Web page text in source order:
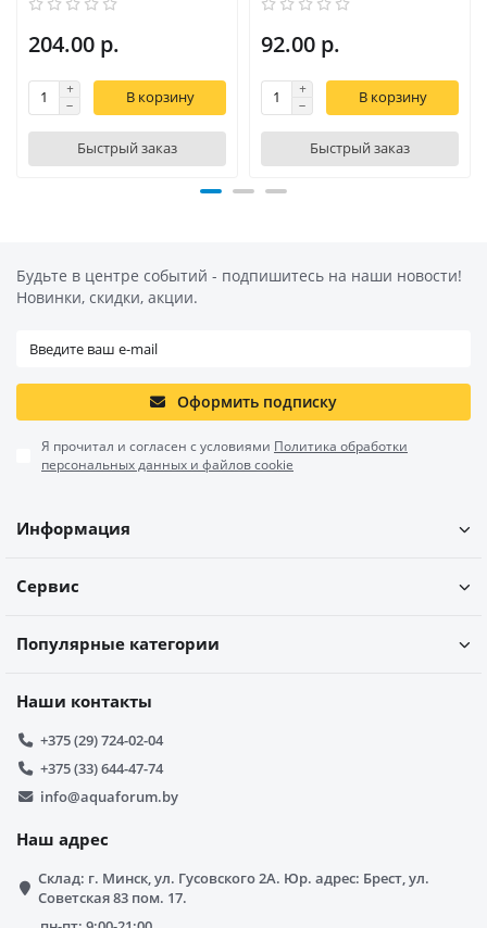
204.00 р.
В корзину
Быстрый заказ
92.00 р.
В корзину
Быстрый заказ
Будьте в центре событий - подпишитесь на наши новости!
Новинки, скидки, акции.
Оформить подписку
Я прочитал и согласен с условиями Политика обработки
персональных данных и файлов cookie
Информация
Сервис
Популярные категории
Наши контакты
+375 (29) 724-02-04
+375 (33) 644-47-74
info@aquaforum.by
Наш адрес
Склад: г. Минск, ул. Гусовского 2А. Юр. адрес: Брест, ул.
Советская 83 пом. 17.